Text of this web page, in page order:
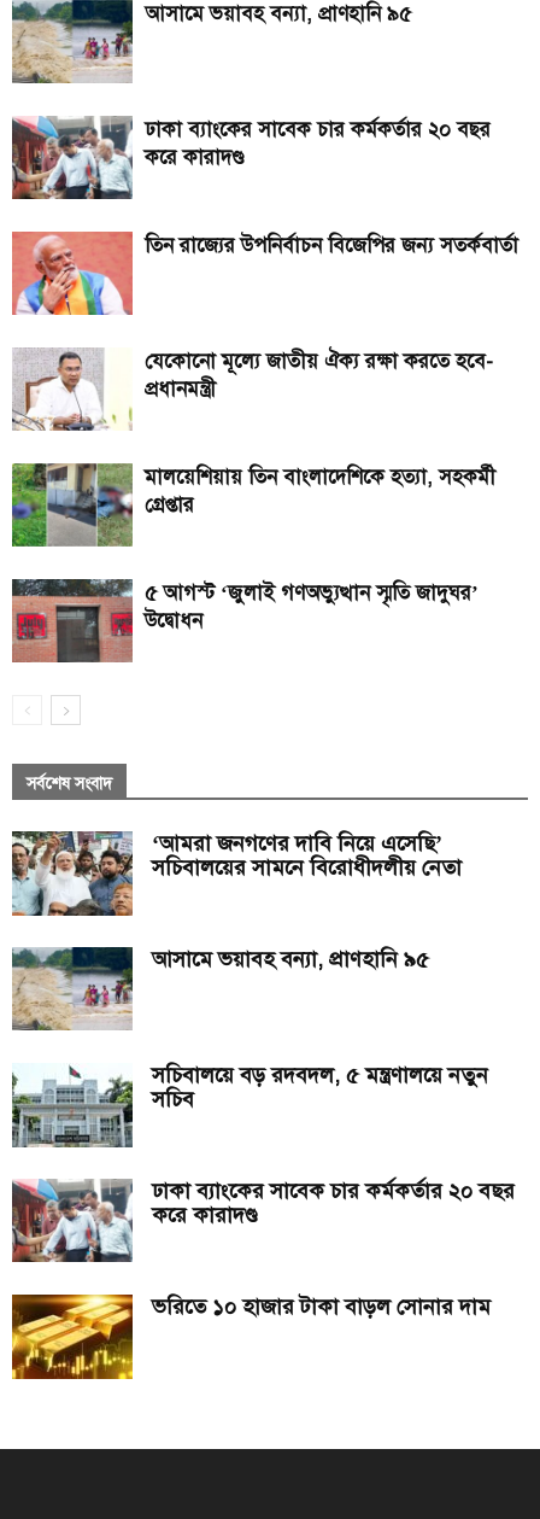
আসামে ভয়াবহ বন্যা, প্রাণহানি ৯৫
ঢাকা ব্যাংকের সাবেক চার কর্মকর্তার ২০ বছর
করে কারাদণ্ড
তিন রাজ্যের উপনির্বাচন বিজেপির জন্য সতর্কবার্তা
যেকোনো মূল্যে জাতীয় ঐক্য রক্ষা করতে হবে-
প্রধানমন্ত্রী
মালয়েশিয়ায় তিন বাংলাদেশিকে হত্যা, সহকর্মী
গ্রেপ্তার
৫ আগস্ট ‘জুলাই গণঅভ্যুত্থান স্মৃতি জাদুঘর’
উদ্বোধন
সর্বশেষ সংবাদ
‘আমরা জনগণের দাবি নিয়ে এসেছি’
সচিবালয়ের সামনে বিরোধীদলীয় নেতা
আসামে ভয়াবহ বন্যা, প্রাণহানি ৯৫
সচিবালয়ে বড় রদবদল, ৫ মন্ত্রণালয়ে নতুন
সচিব
ঢাকা ব্যাংকের সাবেক চার কর্মকর্তার ২০ বছর
করে কারাদণ্ড
ভরিতে ১০ হাজার টাকা বাড়ল সোনার দাম